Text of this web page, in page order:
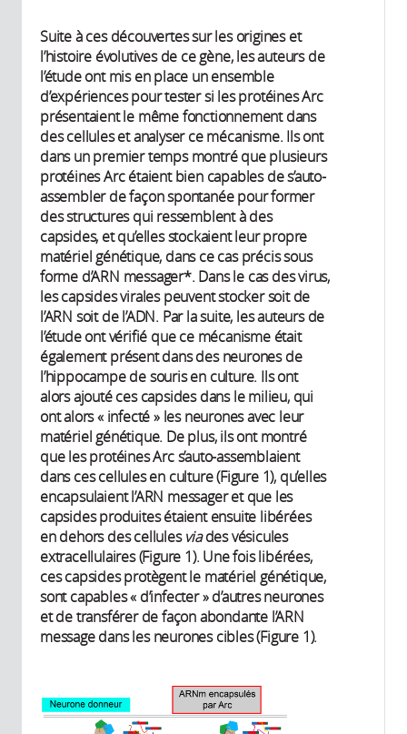
Suite à ces découvertes sur les origines et
l’histoire évolutives de ce gène, les auteurs de
l’étude ont mis en place un ensemble
d’expériences pour tester si les protéines Arc
présentaient le même fonctionnement dans
des cellules et analyser ce mécanisme. Ils ont
dans un premier temps montré que plusieurs
protéines Arc étaient bien capables de s’auto-
assembler de façon spontanée pour former
des structures qui ressemblent à des
capsides, et qu’elles stockaient leur propre
matériel génétique, dans ce cas précis sous
forme d’ARN messager*. Dans le cas des virus,
les capsides virales peuvent stocker soit de
l’ARN soit de l’ADN. Par la suite, les auteurs de
l’étude ont vérifié que ce mécanisme était
également présent dans des neurones de
l’hippocampe de souris en culture. Ils ont
alors ajouté ces capsides dans le milieu, qui
ont alors « infecté » les neurones avec leur
matériel génétique. De plus, ils ont montré
que les protéines Arc s’auto-assemblaient
dans ces cellules en culture (Figure 1), qu’elles
encapsulaient l’ARN messager et que les
capsides produites étaient ensuite libérées
en dehors des cellulesviades vésicules
extracellulaires (Figure 1). Une fois libérées,
ces capsides protègent le matériel génétique,
sont capables « d’infecter » d’autres neurones
et de transférer de façon abondante l’ARN
message dans les neurones cibles (Figure 1).